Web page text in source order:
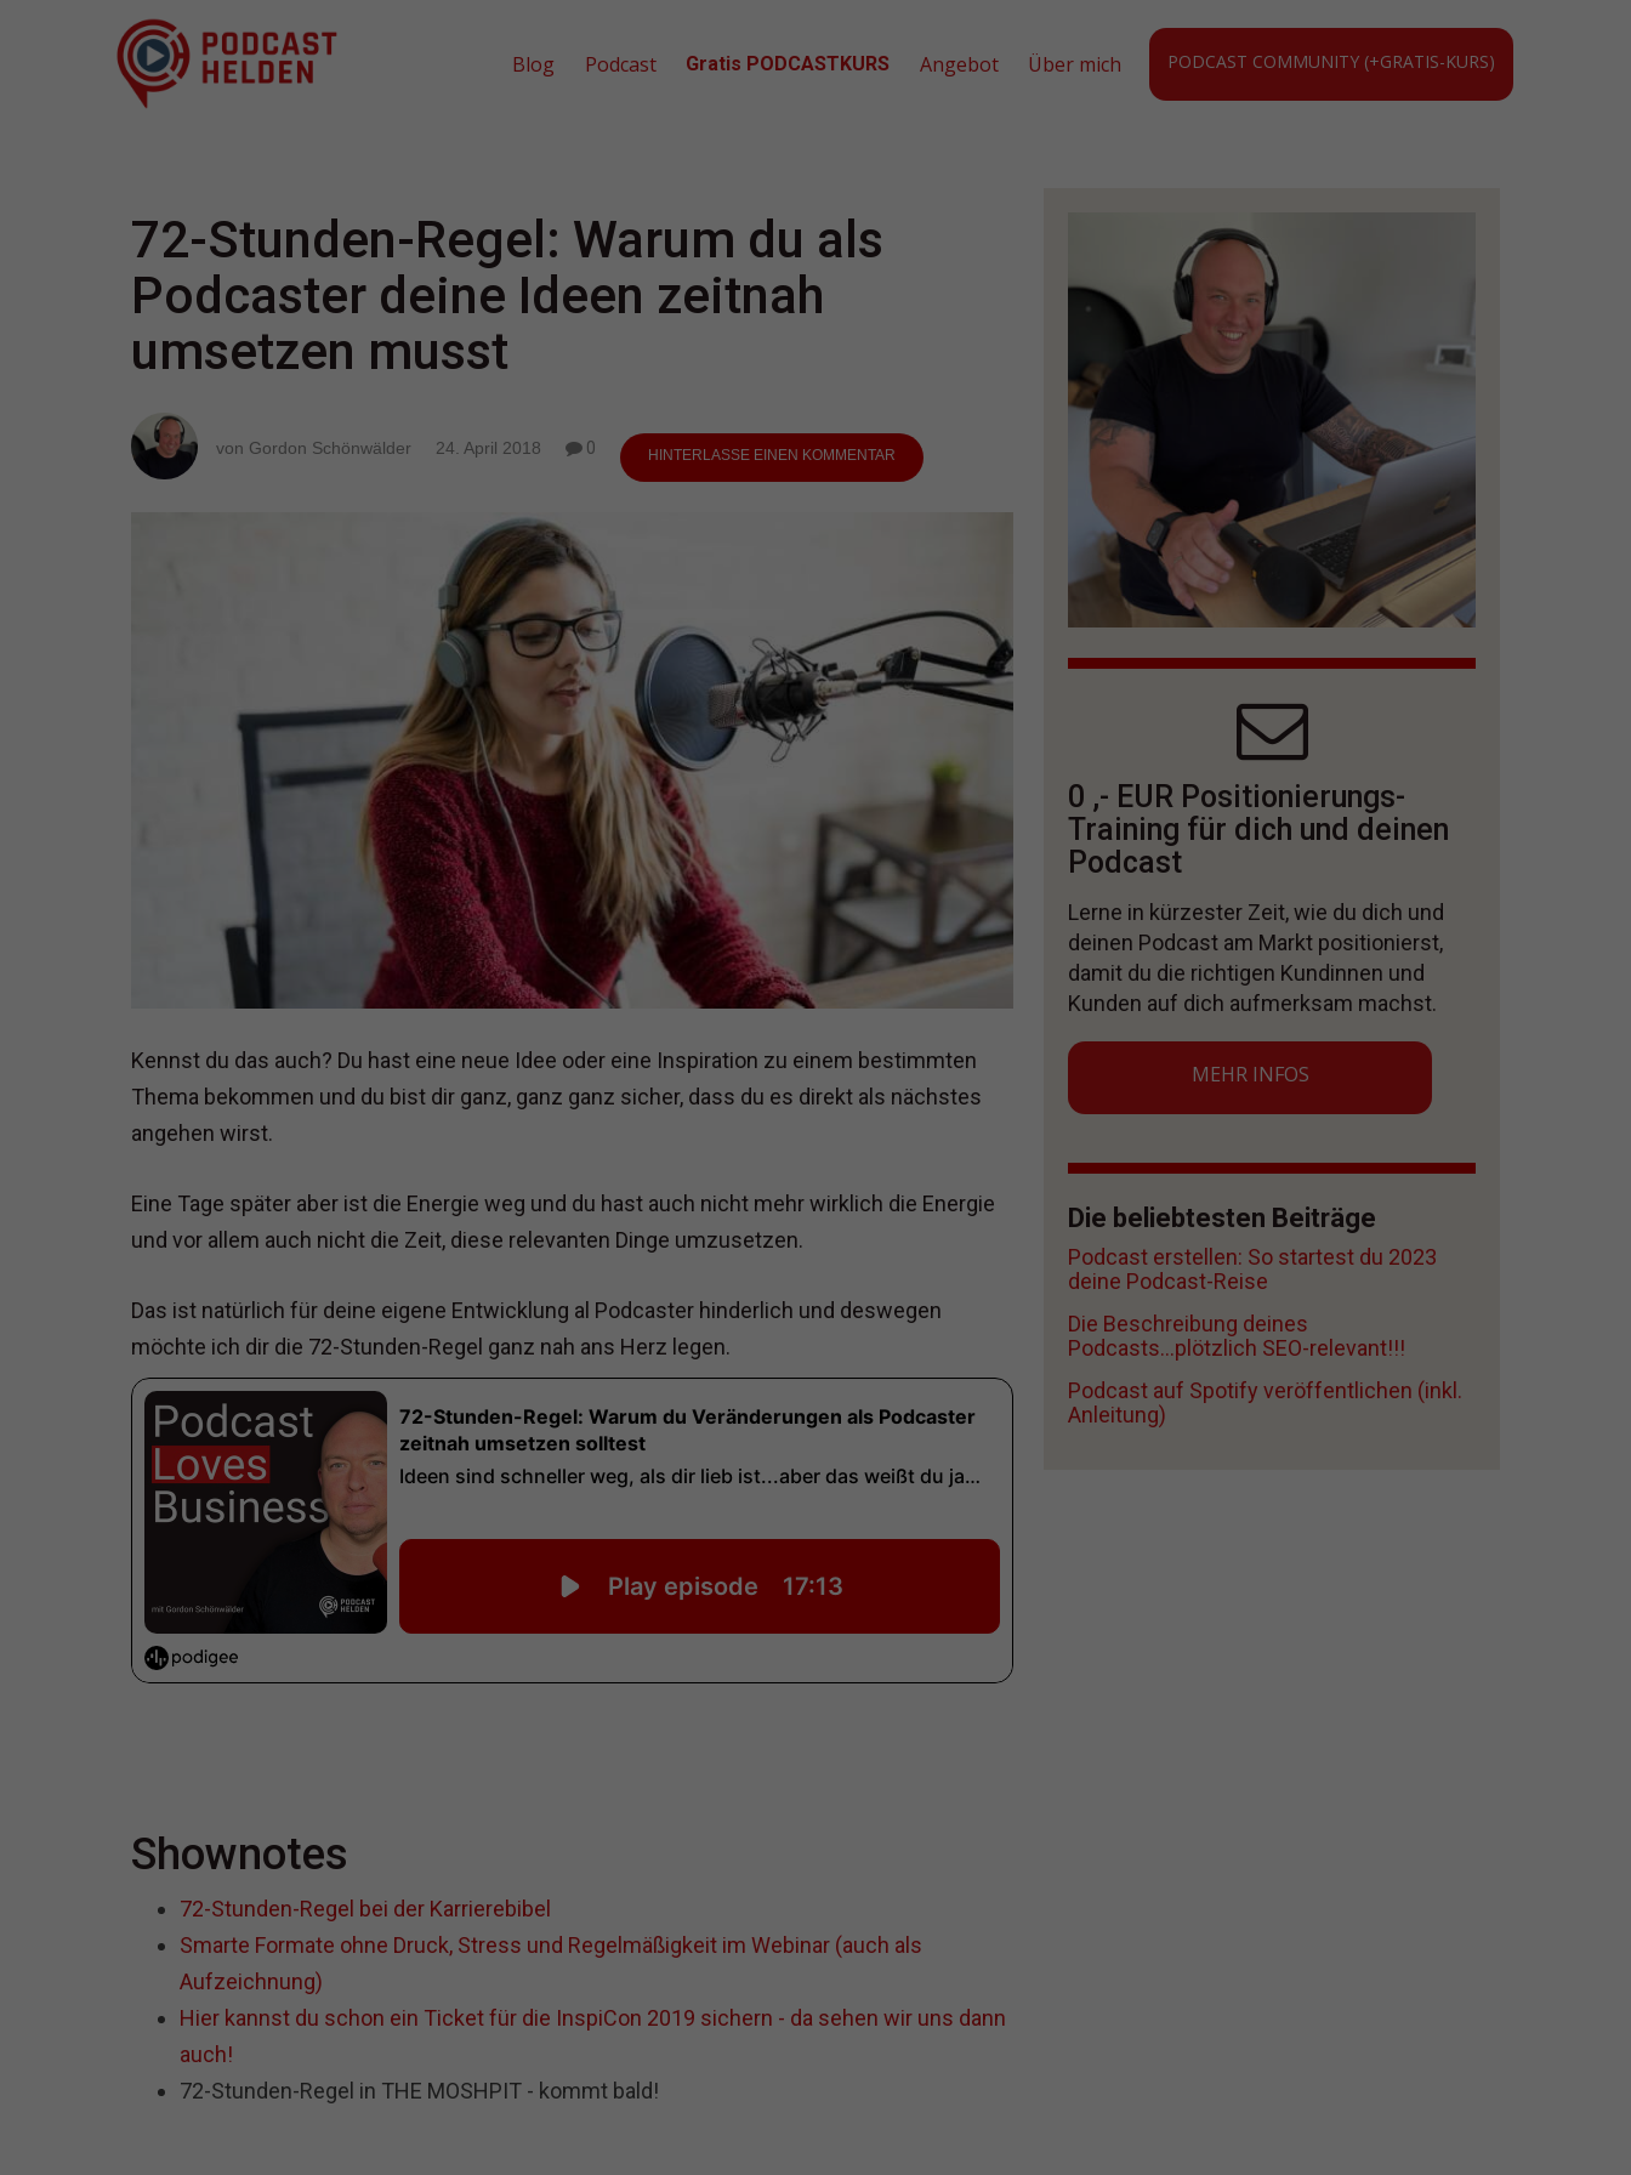
Blog Podcast Gratis PODCASTKURS Angebot Über mich PODCAST COMMUNITY (+GRATIS-KURS)
72-Stunden-Regel: Warum du als
Podcaster deine Ideen zeitnah
umsetzen musst
von Gordon Schönwälder 24. April 2018 0 HINTERLASSE EINEN KOMMENTAR
Kennst du das auch? Du hast eine neue Idee oder eine Inspiration zu einem bestimmten
Thema bekommen und du bist dir ganz, ganz ganz sicher, dass du es direkt als nächstes
angehen wirst.
Eine Tage später aber ist die Energie weg und du hast auch nicht mehr wirklich die Energie
und vor allem auch nicht die Zeit, diese relevanten Dinge umzusetzen.
Das ist natürlich für deine eigene Entwicklung al Podcaster hinderlich und deswegen
möchte ich dir die 72-Stunden-Regel ganz nah ans Herz legen.
Shownotes
72-Stunden-Regel bei der Karrierebibel
Smarte Formate ohne Druck, Stress und Regelmäßigkeit im Webinar (auch als
Aufzeichnung)
Hier kannst du schon ein Ticket für die InspiCon 2019 sichern - da sehen wir uns dann
auch!
72-Stunden-Regel in THE MOSHPIT - kommt bald!
0 ,- EUR Positionierungs-
Training für dich und deinen
Podcast
Lerne in kürzester Zeit, wie du dich und
deinen Podcast am Markt positionierst,
damit du die richtigen Kundinnen und
Kunden auf dich aufmerksam machst.
MEHR INFOS
Die beliebtesten Beiträge
Podcast erstellen: So startest du 2023
deine Podcast-Reise
Die Beschreibung deines
Podcasts...plötzlich SEO-relevant!!!
Podcast auf Spotify veröffentlichen (inkl.
Anleitung)